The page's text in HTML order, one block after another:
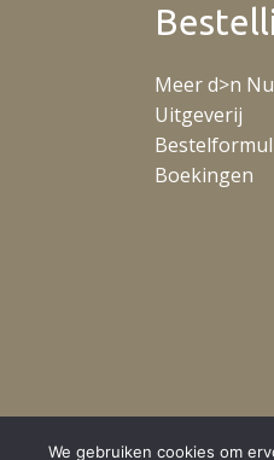
Meer d>n Nu
Uitgeverij
Boekingen
We gebruiken cookies om